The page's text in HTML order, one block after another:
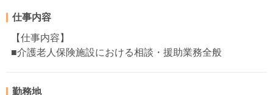
仕事内容
【仕事内容】
■介護老人保険施設における相談・援助業務全般
勤務地